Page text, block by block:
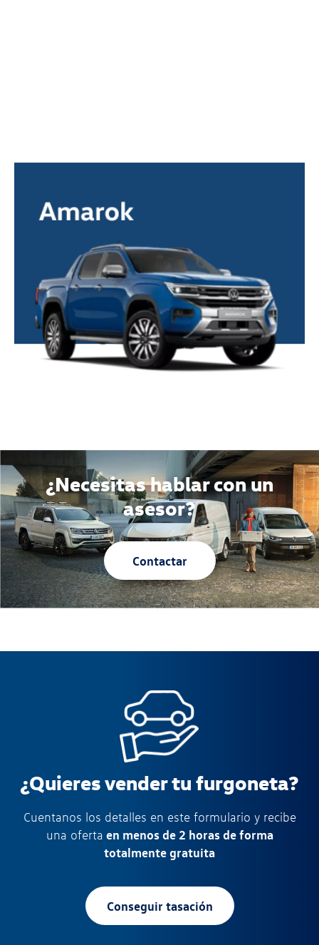
¿Necesitas hablar con un
asesor?
Contactar
¿Quieres vender tu furgoneta?
Cuentanos los detalles en este formulario y recibe
una oferta en menos de 2 horas de forma
totalmente gratuita
Conseguir tasación